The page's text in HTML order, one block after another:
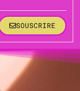
SOUSCRIRE